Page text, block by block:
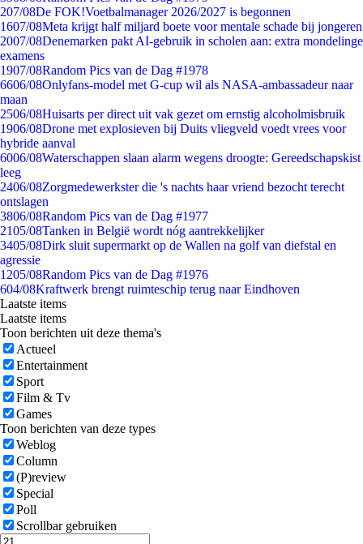
207/08De FOK!Voetbalmanager 2026/2027 is begonnen
1607/08Meta krijgt half miljard boete voor mentale schade bij jongeren
2007/08Denemarken pakt AI-gebruik in scholen aan: extra mondelinge
examens
1907/08Random Pics van de Dag #1978
6606/08Onlyfans-model met G-cup wil als NASA-ambassadeur naar
maan
2506/08Huisarts per direct uit vak gezet om ernstig alcoholmisbruik
1906/08Drone met explosieven bij Duits vliegveld voedt vrees voor
hybride aanval
6006/08Waterschappen slaan alarm wegens droogte: Gereedschapskist
leeg
2406/08Zorgmedewerkster die 's nachts haar vriend bezocht terecht
ontslagen
3806/08Random Pics van de Dag #1977
2105/08Tanken in België wordt nóg aantrekkelijker
3405/08Dirk sluit supermarkt op de Wallen na golf van diefstal en
agressie
1205/08Random Pics van de Dag #1976
604/08Kraftwerk brengt ruimteschip terug naar Eindhoven
Laatste items
Laatste items
Toon berichten uit deze thema's
Actueel
Entertainment
Sport
Film & Tv
Games
Toon berichten van deze types
Weblog
Column
(P)review
Special
Poll
Scrollbar gebruiken